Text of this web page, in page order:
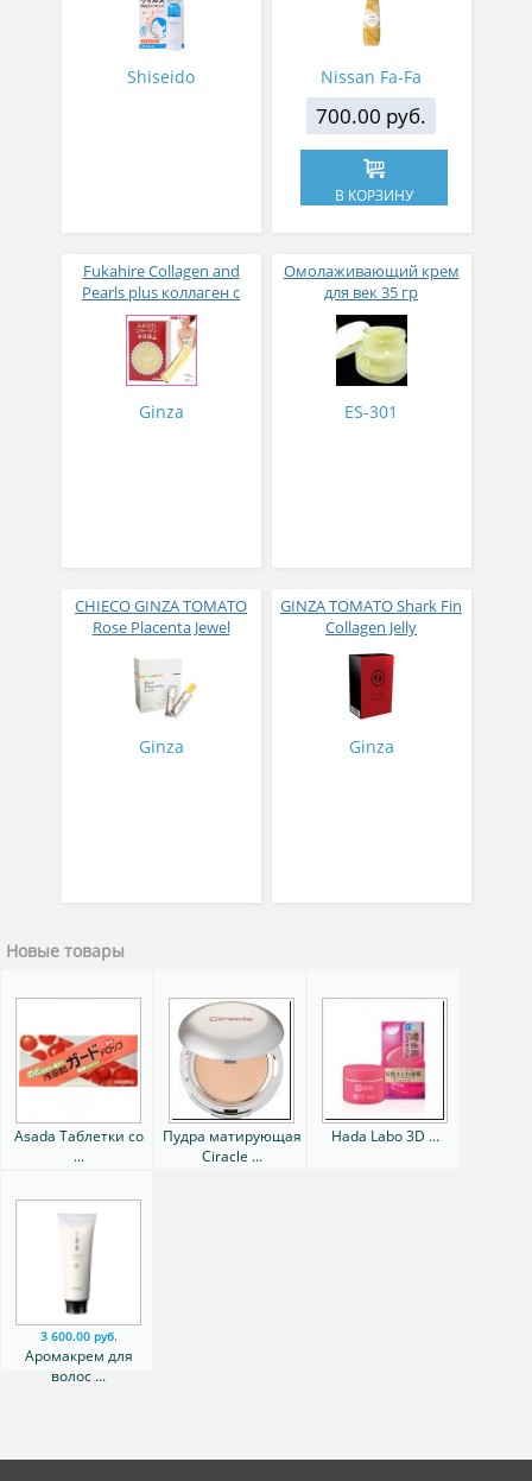
Shiseido
мускуса и сандалового
дерева 600 мл
Nissan Fa-Fa
700.00 руб.
В КОРЗИНУ
Fukahire Collagen and
Pearls plus коллаген с
жемчужным порошком
№ 30
Ginza
Омолаживающий крем
для век 35 гр
ES-301
CHIECO GINZA TOMATO
Rose Placenta Jewel
в желе № 30
Ginza
GINZA TOMATO Shark Fin
Collagen Jelly
Коллагеновое желе из
плавников голубой
акулы со вкусом манго
№ 14
Ginza
Новые товары
Asada Таблетки со
...
Пудра матирующая
Ciracle ...
Hada Labo 3D ...
3 600.00 руб.
Аромакрем для
волос ...